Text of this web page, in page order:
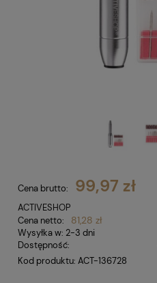
Cena brutto: 99,97 zł
ACTIVESHOP
Cena netto:
81,28 zł
Wysyłka w: 2-3 dni
Dostępność:
Kod produktu: ACT-136728